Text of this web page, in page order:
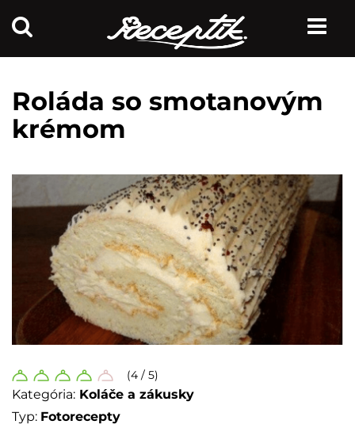
Roláda so smotanovým
krémom
(4 / 5)
Kategória: Koláče a zákusky
Typ: Fotorecepty